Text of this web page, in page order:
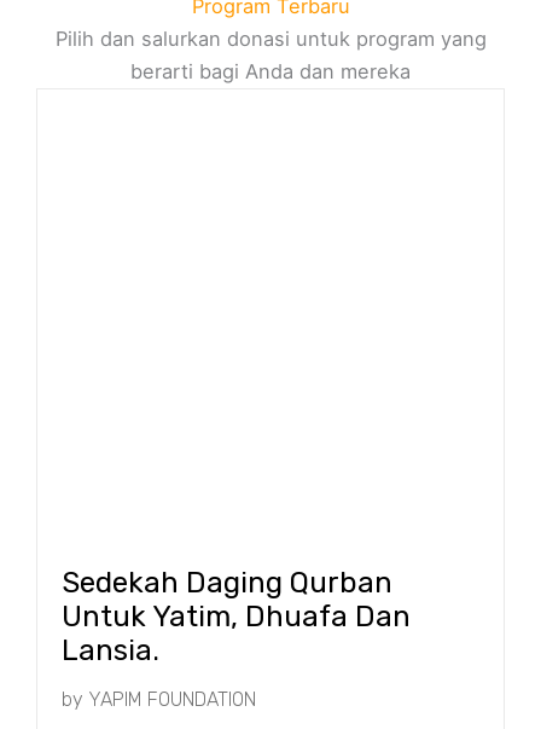
Program Terbaru
Pilih dan salurkan donasi untuk program yang
berarti bagi Anda dan mereka
Sedekah Daging Qurban
Untuk Yatim, Dhuafa Dan
Lansia.
by YAPIM FOUNDATION